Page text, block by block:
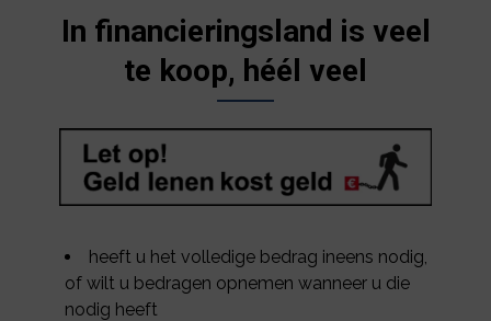
In financieringsland is veel
te koop, héél veel
heeft u het volledige bedrag ineens nodig,
of wilt u bedragen opnemen wanneer u die
nodig heeft